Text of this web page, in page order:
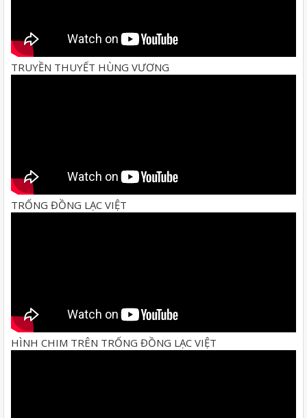
TRUYỀN THUYẾT HÙNG VƯƠNG
TRỐNG ĐỒNG LẠC VIỆT
HÌNH CHIM TRÊN TRỐNG ĐỒNG LẠC VIỆT